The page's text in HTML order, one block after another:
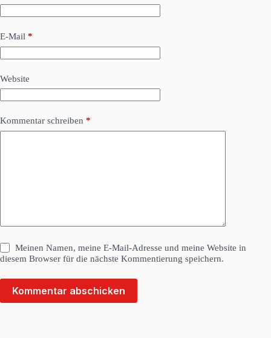
E-Mail *
Website
Kommentar schreiben *
Meinen Namen, meine E-Mail-Adresse und meine Website in
diesem Browser für die nächste Kommentierung speichern.
Kommentar abschicken